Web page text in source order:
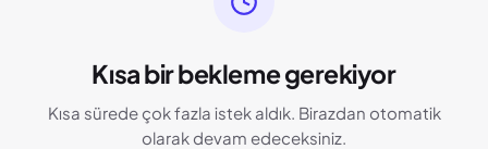
Kısa bir bekleme gerekiyor
Kısa sürede çok fazla istek aldık. Birazdan otomatik
olarak devam edeceksiniz.